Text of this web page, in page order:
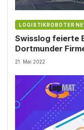
LOGISTIKROBOTER
Swisslog feierte
Dortmunder
21. Mai 2022